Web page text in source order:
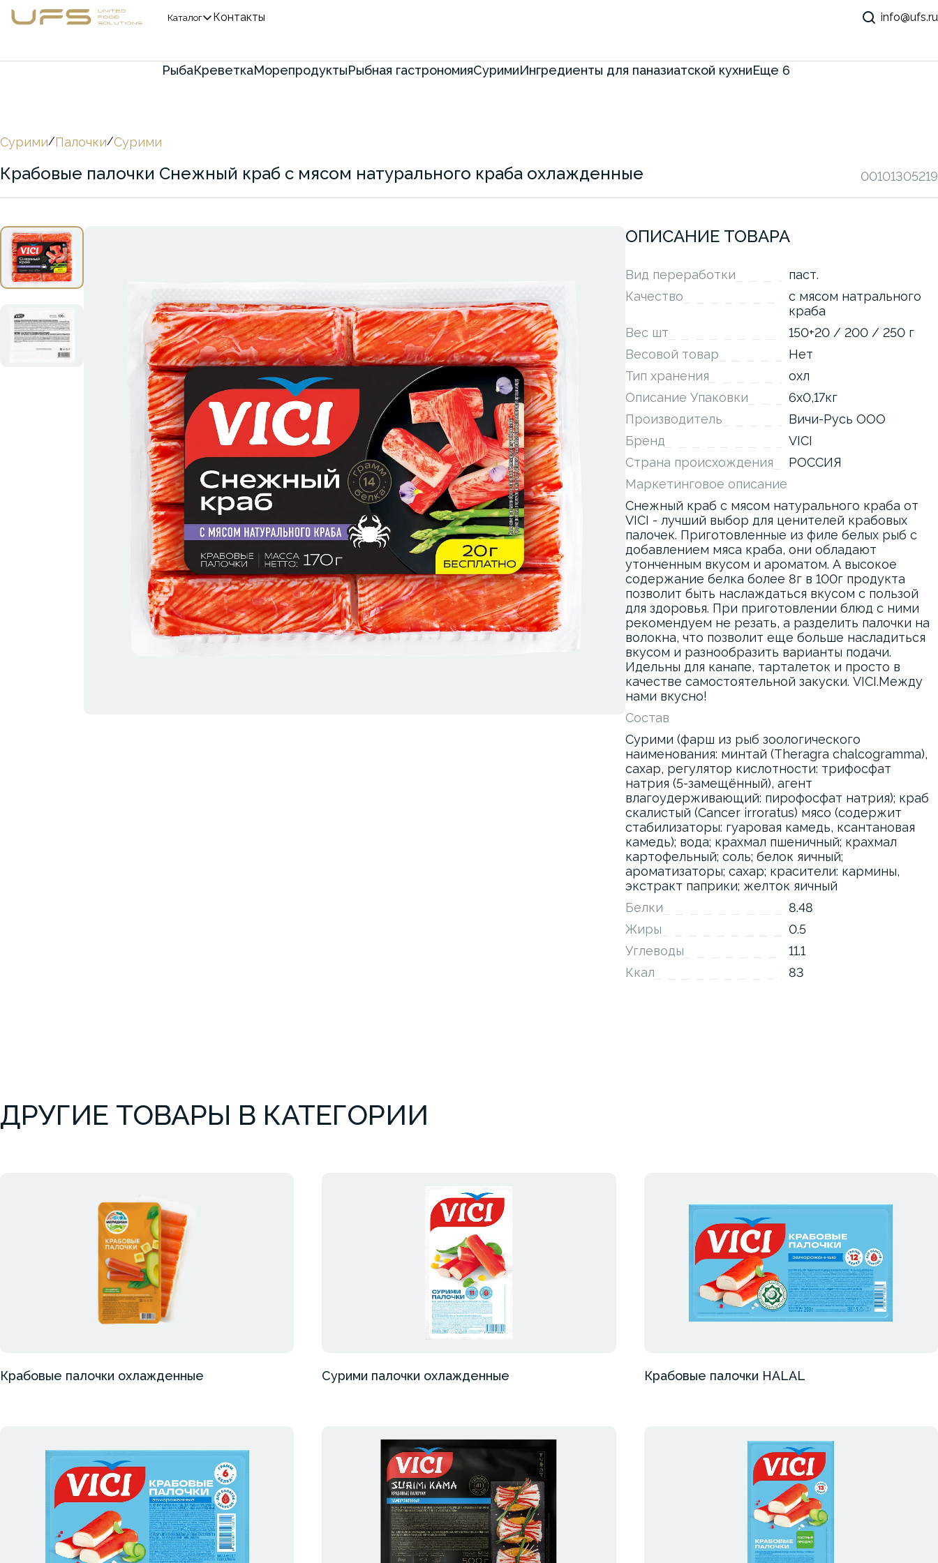
Каталог Контакты info@ufs.ru
РыбаКреветкаМорепродуктыРыбная гастрономияСуримиИнгредиенты для паназиатской кухниЕще 6
Сурими/Палочки/Сурими
Крабовые палочки Снежный краб с мясом натурального краба охлажденные 00101305219
ОПИСАНИЕ ТОВАРА
Вид переработки
паст.
Качество
с мясом натрального
краба
Вес шт
150+20 / 200 / 250 г
Весовой товар
Нет
Тип хранения
охл
Описание Упаковки
6x0,17кг
Производитель
Вичи-Русь ООО
Бренд
VICI
Страна происхождения
РОССИЯ
Маркетинговое описание
Снежный краб с мясом натурального краба от
VICI - лучший выбор для ценителей крабовых
палочек. Приготовленные из филе белых рыб с
добавлением мяса краба, они обладают
утонченным вкусом и ароматом. А высокое
содержание белка более 8г в 100г продукта
позволит быть наслаждаться вкусом с пользой
для здоровья. При приготовлении блюд с ними
рекомендуем не резать, а разделить палочки на
волокна, что позволит еще больше насладиться
вкусом и разнообразить варианты подачи.
Идельны для канапе, тарталеток и просто в
качестве самостоятельной закуски. VICI.Между
нами вкусно!
Состав
Сурими (фарш из рыб зоологического
наименования: минтай (Theragra chalcogramma),
сахар, регулятор кислотности: трифосфат
натрия (5-замещённый), агент
влагоудерживающий: пирофосфат натрия); краб
скалистый (Canсer irroratus) мясо (содержит
стабилизаторы: гуаровая камедь, ксантановая
камедь); вода; крахмал пшеничный; крахмал
картофельный; соль; белок яичный;
ароматизаторы; сахар; красители: кармины,
экстракт паприки; желток яичный
Белки
8.48
Жиры
0.5
Углеводы
11.1
Ккал
83
ДРУГИЕ ТОВАРЫ В КАТЕГОРИИ
Крабовые палочки охлажденные Сурими палочки охлажденные Крабовые палочки HALAL